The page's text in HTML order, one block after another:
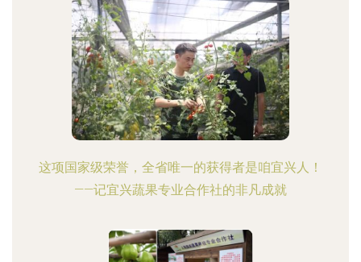
这项国家级荣誉，全省唯一的获得者是咱宜兴人！
——记宜兴蔬果专业合作社的非凡成就